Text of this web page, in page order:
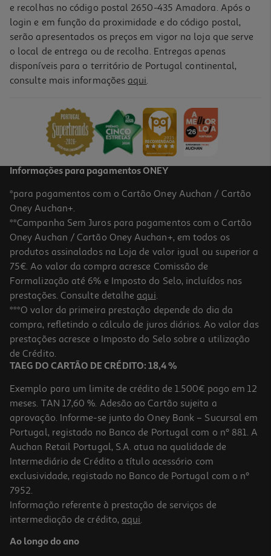
e recolhas no código postal 2650-435 Amadora. Após o
login e em função da proximidade e do código postal,
serão apresentados os preços em vigor na loja que serve
o local de entrega ou de recolha. Entregas apenas
disponíveis para o território de Portugal continental,
consulte mais informações aqui.
Informações para pagamentos ONEY
*para pagamentos com o Cartão Oney Auchan / Cartão
Oney Auchan+.
**Campanha Sem Juros para pagamentos com o Cartão
Oney Auchan / Cartão Oney Auchan+, em todos os
produtos assinalados na Loja de valor igual ou superior a
75€. Ao valor da compra acresce Comissão de
Formalização até 6% e Imposto do Selo, incluídos nas
prestações. Consulte detalhe aqui.
***O valor da primeira prestação depende do dia da
compra, refletindo o cálculo de juros diários. Ao valor das
prestações acresce o Imposto do Selo sobre a utilização
de Crédito.
TAEG DO CARTÃO DE CRÉDITO: 18,4 %
Exemplo para um limite de crédito de 1.500€ pago em 12
meses. TAN 17,60 %. Adesão ao Cartão sujeita a
aprovação. Informe-se junto do Oney Bank – Sucursal em
Portugal, registado no Banco de Portugal com o nº 881. A
Auchan Retail Portugal, S.A. atua na qualidade de
Intermediário de Crédito a título acessório com
exclusividade, registado no Banco de Portugal com o nº
7952.
Informação referente à prestação de serviços de
intermediação de crédito, aqui.
Ao longo do ano